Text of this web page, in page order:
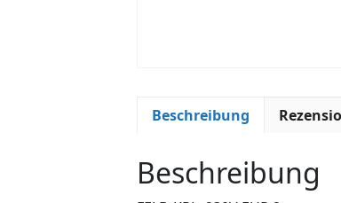
Beschreibung
Beschreibung